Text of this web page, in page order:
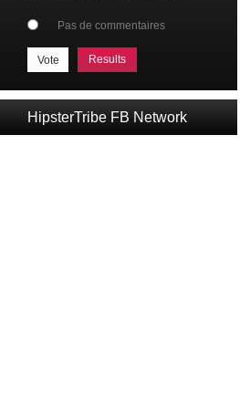
Pas de commentaires
Results
HipsterTribe FB Network